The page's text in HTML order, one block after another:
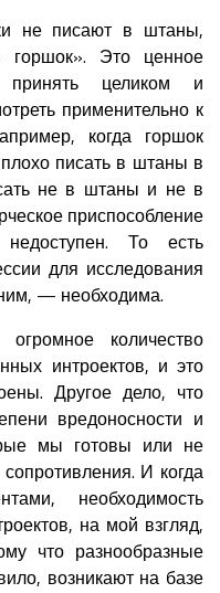
не писают в штаны,
Это ценное
целиком и
применительно к
когда горшок
писать в штаны в
не в штаны и не в
приспособление
То есть
для исследования
— необходима.
количество
интроектов, и это
Другое дело, что
вредоносности и
мы готовы или не
И когда
необходимость
на мой взгляд,
что разнообразные
возникают на базе